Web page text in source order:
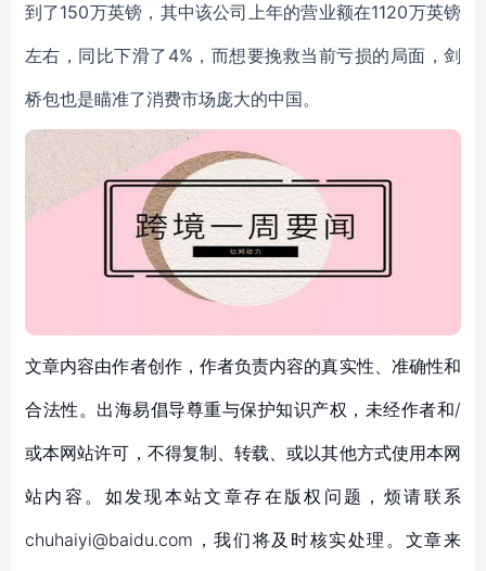
到了150万英镑，其中该公司上年的营业额在1120万英镑
左右，同比下滑了4%，而想要挽救当前亏损的局面，剑
桥包也是瞄准了消费市场庞大的中国。
文章内容由作者创作，作者负责内容的真实性、准确性和
合法性。出海易倡导尊重与保护知识产权，未经作者和/
或本网站许可，不得复制、转载、或以其他方式使用本网
站内容。如发现本站文章存在版权问题，烦请联系
chuhaiyi@baidu.com，我们将及时核实处理。文章来